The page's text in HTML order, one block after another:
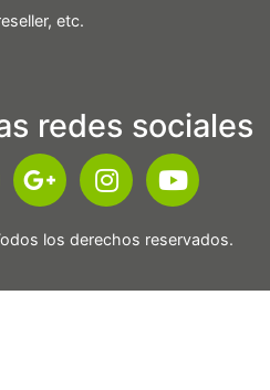
etc.
redes sociales
los derechos reservados.